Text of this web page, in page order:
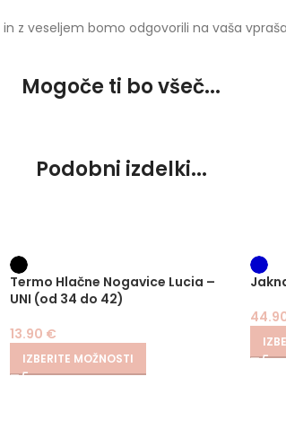
in z veseljem bomo odgovorili na vaša
Mogoče ti bo všeč...
Podobni izdelki...
Termo Hlačne Nogavice Lucia –
UNI (od 34 do 42)
13.90 €
IZBERITE MOŽNOSTI